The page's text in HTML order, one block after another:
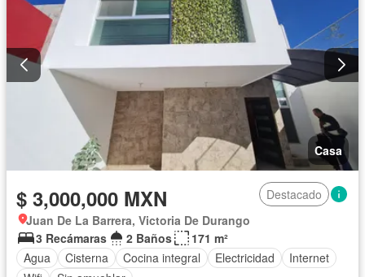
Casa
$ 3,000,000 MXN
Destacado
Juan De La Barrera, Victoria De Durango
3 Recámaras
2 Baños
171 m²
Agua
Cisterna Cocina integral Electricidad
Internet